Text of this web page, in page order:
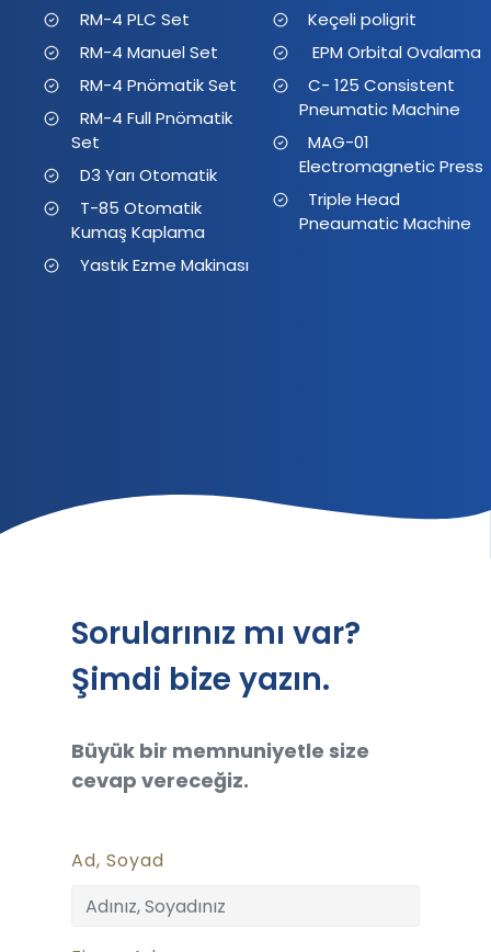
RM-4 PLC Set
RM-4 Manuel Set
RM-4 Pnömatik Set
RM-4 Full Pnömatik
Set
D3 Yarı Otomatik
T-85 Otomatik
Kumaş Kaplama
Yastık Ezme Makinası
Keçeli poligrit
EPM Orbital Ovalama
C- 125 Consistent
Pneumatic Machine
MAG-01
Electromagnetic Press
Triple Head
Pneaumatic Machine
Sorularınız mı var?
Şimdi bize yazın.
Büyük bir memnuniyetle size
cevap vereceğiz.
Ad, Soyad